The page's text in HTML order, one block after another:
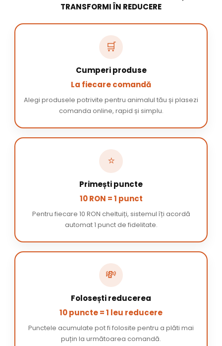
TRANSFORMI ÎN REDUCERE
🛒
Cumperi produse
La fiecare comandă
Alegi produsele potrivite pentru animalul tău și plasezi
comanda online, rapid și simplu.
⭐
Primești puncte
10 RON = 1 punct
Pentru fiecare 10 RON cheltuiți, sistemul îți acordă
automat 1 punct de fidelitate.
💸
Folosești reducerea
10 puncte = 1 leu reducere
Punctele acumulate pot fi folosite pentru a plăti mai
puțin la următoarea comandă.